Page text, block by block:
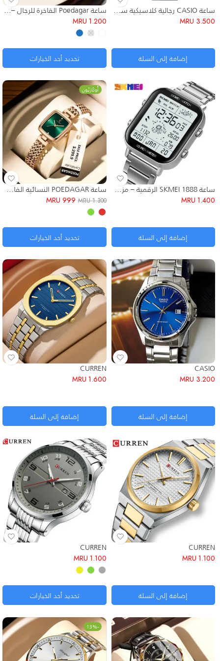
ساعة CASIO رجالية كلاسيكية ستانلس ستيل مقاومة للماء 41mm
3.500
MRU
إضافة إلى السلة
ساعة Poedagar الفاخرة للرجال – التصميم الكلاسيكي الأنيق
1.200
MRU
تحديد أحد الخيارات
ساعة SKMEI 1888 الرقمية – مزودة بمقياس خطوات (Pedometer) وتصميم رياضي أنيق
1.400
MRU
إضافة إلى السلة
أُوكَازيُون
ساعة POEDAGAR النسائية الفاخرة – مرصعة بالألماس ✨
1.300
MRU
999
MRU
تحديد أحد الخيارات
CASIO
3.200
MRU
إضافة إلى السلة
CURREN
1.600
MRU
إضافة إلى السلة
CURREN
1.100
MRU
إضافة إلى السلة
CURREN
1.100
MRU
تحديد أحد الخيارات
-13%